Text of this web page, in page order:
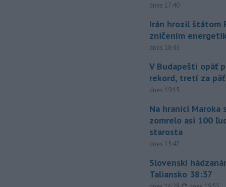
dnes 17:40
Irán hrozil štátom
zničením
dnes 18:43
V Budapešti opäť
rekord, tretí za
dnes 19:15
Na hranici Maroka
zomrelo asi 100
starosta
dnes 15:47
Slovenskí
Taliansko 38:37